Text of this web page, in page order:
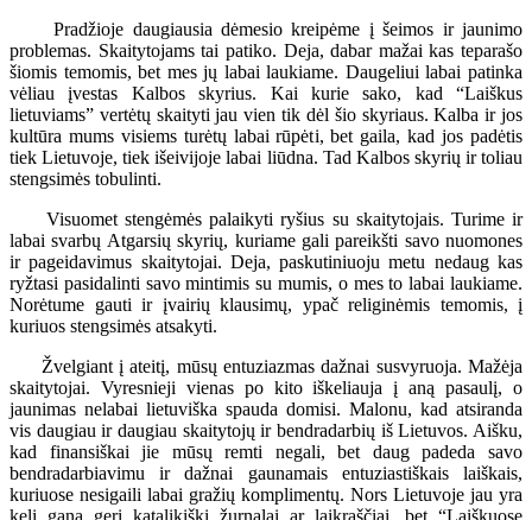
Pradžioje daugiausia dėmesio kreipėme į šeimos ir jaunimo
problemas. Skaitytojams tai patiko. Deja, dabar mažai kas teparašo
šiomis temomis, bet mes jų labai laukiame. Daugeliui labai patinka
vėliau įvestas Kalbos skyrius. Kai kurie sako, kad “Laiškus
lietuviams” vertėtų skaityti jau vien tik dėl šio skyriaus. Kalba ir jos
kultūra mums visiems turėtų labai rūpėti, bet gaila, kad jos padėtis
tiek Lietuvoje, tiek išeivijoje labai liūdna. Tad Kalbos skyrių ir toliau
stengsimės tobulinti.
Visuomet stengėmės palaikyti ryšius su skaitytojais. Turime ir
labai svarbų Atgarsių skyrių, kuriame gali pareikšti savo nuomones
ir pageidavimus skaitytojai. Deja, paskutiniuoju metu nedaug kas
ryžtasi pasidalinti savo mintimis su mumis, o mes to labai laukiame.
Norėtume gauti ir įvairių klausimų, ypač religinėmis temomis, į
kuriuos stengsimės atsakyti.
Žvelgiant į ateitį, mūsų entuziazmas dažnai susvyruoja. Mažėja
skaitytojai. Vyresnieji vienas po kito iškeliauja į aną pasaulį, o
jaunimas nelabai lietuviška spauda domisi. Malonu, kad atsiranda
vis daugiau ir daugiau skaitytojų ir bendradarbių iš Lietuvos. Aišku,
kad finansiškai jie mūsų remti negali, bet daug padeda savo
bendradarbiavimu ir dažnai gaunamais entuziastiškais laiškais,
kuriuose nesigaili labai gražių komplimentų. Nors Lietuvoje jau yra
keli gana geri katalikiški žurnalai ar laikraščiai, bet “Laiškuose